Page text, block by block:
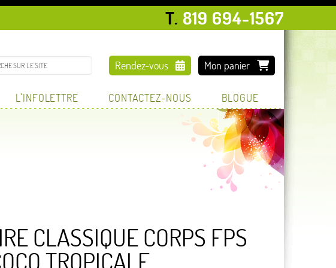
T. 819 694-1567
Rendez-vous Mon panier
L’INFOLETTRE CONTACTEZ-NOUS BLOGUE
CLASSIQUE CORPS FPS
TROPICALE